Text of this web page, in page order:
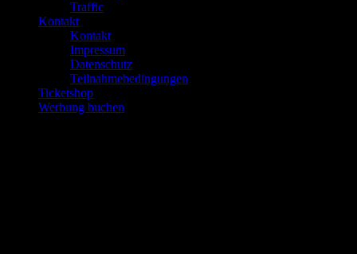
Traffic
Kontakt
Kontakt
Impressum
Datenschutz
Teilnahmebedingungen
Ticketshop
Werbung buchen